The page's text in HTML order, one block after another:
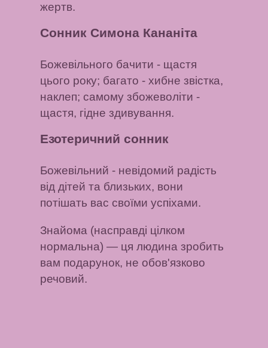
жертв.
Сонник Симона Кананіта
Божевільного бачити - щастя
цього року; багато - хибне звістка,
наклеп; самому збожеволіти -
щастя, гідне здивування.
Езотеричний сонник
Божевільний - невідомий радість
від дітей та близьких, вони
потішать вас своїми успіхами.
Знайома (насправді цілком
нормальна) — ця людина зробить
вам подарунок, не обов'язково
речовий.